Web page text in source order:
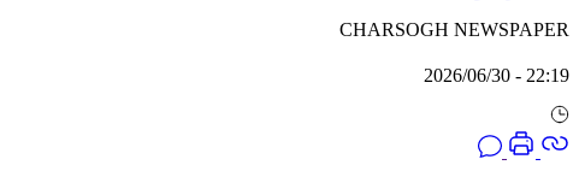
CHARSOGH NEWSPAPER
22:19 - 2026/06/30